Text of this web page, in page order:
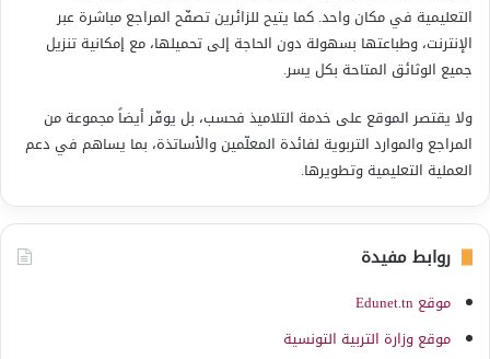
التعليمية في مكان واحد. كما يتيح للزائرين تصفّح المراجع مباشرة عبر
الإنترنت، وطباعتها بسهولة دون الحاجة إلى تحميلها، مع إمكانية تنزيل
جميع الوثائق المتاحة بكل يسر.
ولا يقتصر الموقع على خدمة التلاميذ فحسب، بل يوفّر أيضاً مجموعة من
المراجع والموارد التربوية لفائدة المعلّمين والأساتذة، بما يساهم في دعم
العملية التعليمية وتطويرها.
روابط مفيدة
موقع Edunet.tn
موقع وزارة التربية التونسية